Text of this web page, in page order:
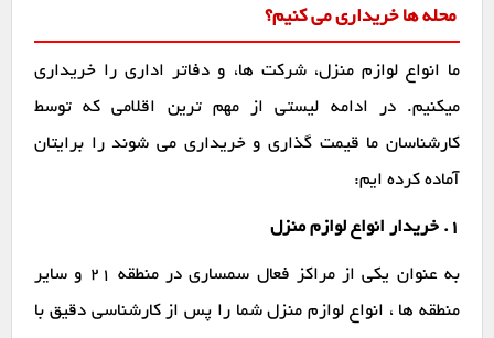
محله ها خریداری می کنیم؟
ما انواع لوازم منزل، شرکت ها، و دفاتر اداری را خریداری
میکنیم. در ادامه لیستی از مهم ترین اقلامی که توسط
کارشناسان ما قیمت گذاری و خریداری می شوند را برایتان
آماده کرده ایم:
1. خریدار انواع لوازم منزل
به عنوان یکی از مراکز فعال سمساری در منطقه 21 و سایر
منطقه ها ، انواع لوازم منزل شما را پس از کارشناسی دقیق با